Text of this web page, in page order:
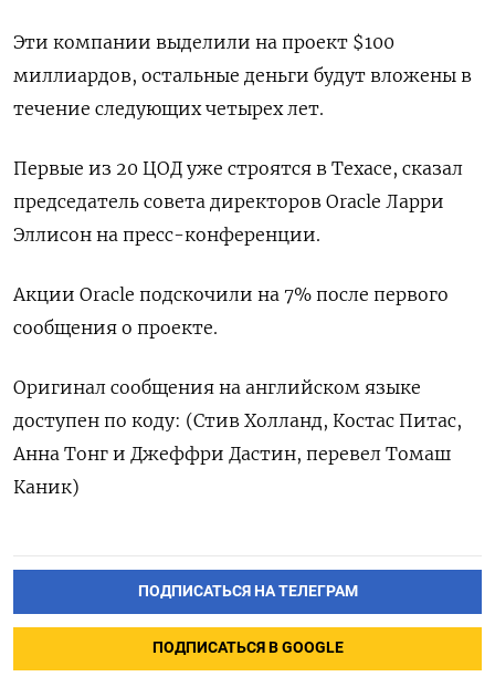
Эти компании выделили на проект $100
миллиардов, остальные деньги будут вложены в
течение следующих четырех лет.
Первые из 20 ЦОД уже строятся в Техасе, сказал
председатель совета директоров Oracle Ларри
Эллисон на пресс-конференции.
Акции Oracle подскочили на 7% после первого
сообщения о проекте.
Оригинал сообщения на английском языке
доступен по коду: (Стив Холланд, Костас Питас,
Анна Тонг и Джеффри Дастин, перевел Томаш
Каник)
ПОДПИСАТЬСЯ НА ТЕЛЕГРАМ
ПОДПИСАТЬСЯ В GOOGLE